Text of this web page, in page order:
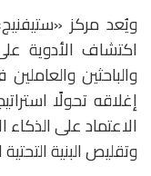
ويُعد مركز
اكتشاف الأدوية
والباحثين
إغلاقه تحولًا
الاعتماد على الذكاء
وتقليص البنية التحتية